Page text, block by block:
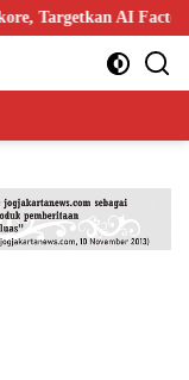
AI Factory 1 GW